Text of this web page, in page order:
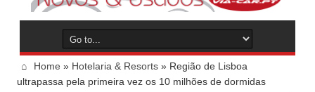
Home » Hotelaria & Resorts » Região de Lisboa
ultrapassa pela primeira vez os 10 milhões de dormidas